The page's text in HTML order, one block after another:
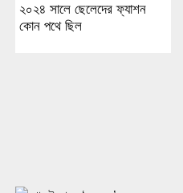
২০২৪ সালে ছেলেদের ফ্যাশন
কোন পথে ছিল